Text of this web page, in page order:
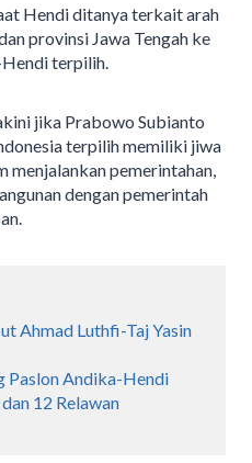
Hendi ditanya terkait arah
provinsi Jawa Tengah ke
terpilih.
jika Prabowo Subianto
terpilih memiliki jiwa
menjalankan pemerintahan,
dengan pemerintah
Ahmad Luthfi-Taj Yasin
Paslon Andika-Hendi
12 Relawan